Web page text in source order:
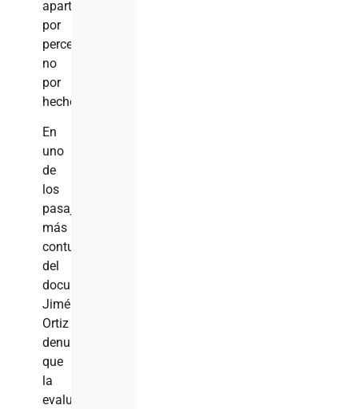
aparta
por
percepciones,
no
por
hechos”
En
uno
de
los
pasajes
más
contundentes
del
documento,
Jiménez
Ortiz
denuncia
que
la
evaluación